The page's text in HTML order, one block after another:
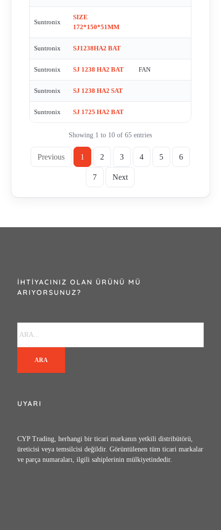
Suntronix
SIZE
172*150*51MM
Suntronix SJ1238HA2 BAT
Suntronix SJ 1238 HA2 BAT FAN
Suntronix SJ 1238 HA2 SAT
Suntronix SJ 1725 HA2 BAT
Showing 1 to 10 of 65 entries
Previous 1 2 3 4 5 6
7 Next
İHTIYACINIZ OLAN ÜRÜNÜ MÜ
ARIYORSUNUZ?
ARA
UYARI
CYP Trading, herhangi bir ticari markanın yetkili distribütörü,
üreticisi veya temsilcisi değildir. Görüntülenen tüm ticari markalar
ve parça numaraları, ilgili sahiplerinin mülkiyetindedir.